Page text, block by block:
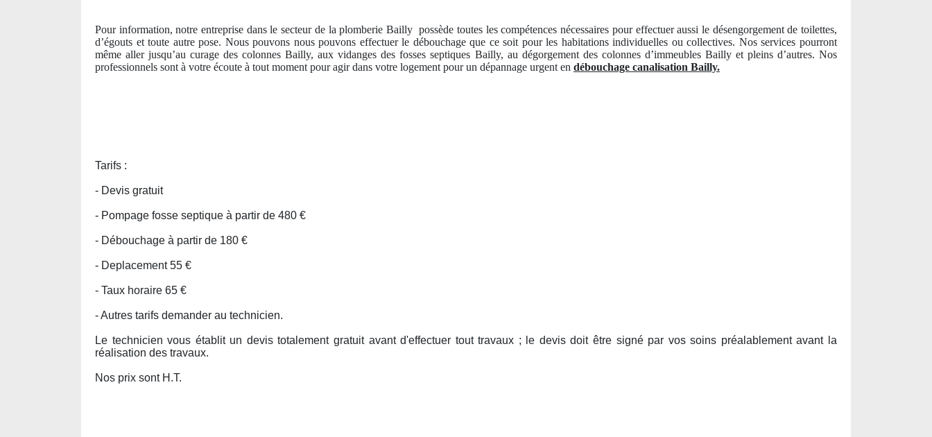
Pour information, notre entreprise dans le secteur de la plomberie Bailly possède toutes les compétences nécessaires pour effectuer aussi le désengorgement de toilettes,
d’égouts et toute autre pose. Nous pouvons nous pouvons effectuer le débouchage que ce soit pour les habitations individuelles ou collectives. Nos services pourront
même aller jusqu’au curage des colonnes Bailly, aux vidanges des fosses septiques Bailly, au dégorgement des colonnes d’immeubles Bailly et pleins d’autres. Nos
professionnels sont à votre écoute à tout moment pour agir dans votre logement pour un dépannage urgent en débouchage canalisation Bailly.
Tarifs :
- Devis gratuit
- Pompage fosse septique à partir de 480 €
- Débouchage à partir de 180 €
- Deplacement 55 €
- Taux horaire 65 €
- Autres tarifs demander au technicien.
Le technicien vous établit un devis totalement gratuit avant d'effectuer tout travaux ; le devis doit être signé par vos soins préalablement avant la
réalisation des travaux.
Nos prix sont H.T.